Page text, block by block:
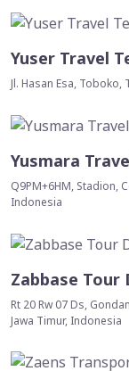
Yuser Travel
Jl. Hasan Esa,
Yusmara
Q9PM+6HM, Stadion,
Indonesia
Zabbase Tour
Rt 20 Rw 07 Ds,
Jawa Timur, Indonesia